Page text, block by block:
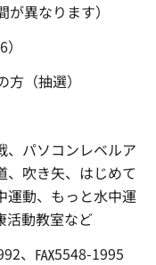
異なります）
（抽選）
、パソコンレベルア
、吹き矢、はじめて
運動、もっと水中運
活動教室など
、℻5548-1995